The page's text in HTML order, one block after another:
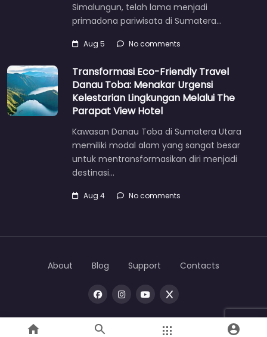
Simalungun, telah lama menjadi
primadona pariwisata di Sumatera…
Aug 5 No comments
Transformasi Eco-Friendly Travel
Danau Toba: Menakar Urgensi
Kelestarian Lingkungan Melalui The
Parapat View Hotel
Kawasan Danau Toba di Sumatera Utara
memiliki modal alam yang sangat besar
untuk mentransformasikan diri menjadi
destinasi…
Aug 4 No comments
Copyright © 2026 | One
About Blog Support Contacts